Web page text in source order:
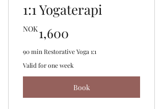
1:1 Yogaterapi
NOK1,600
90 min Restorative Yoga 1:1
Valid for one week
Book